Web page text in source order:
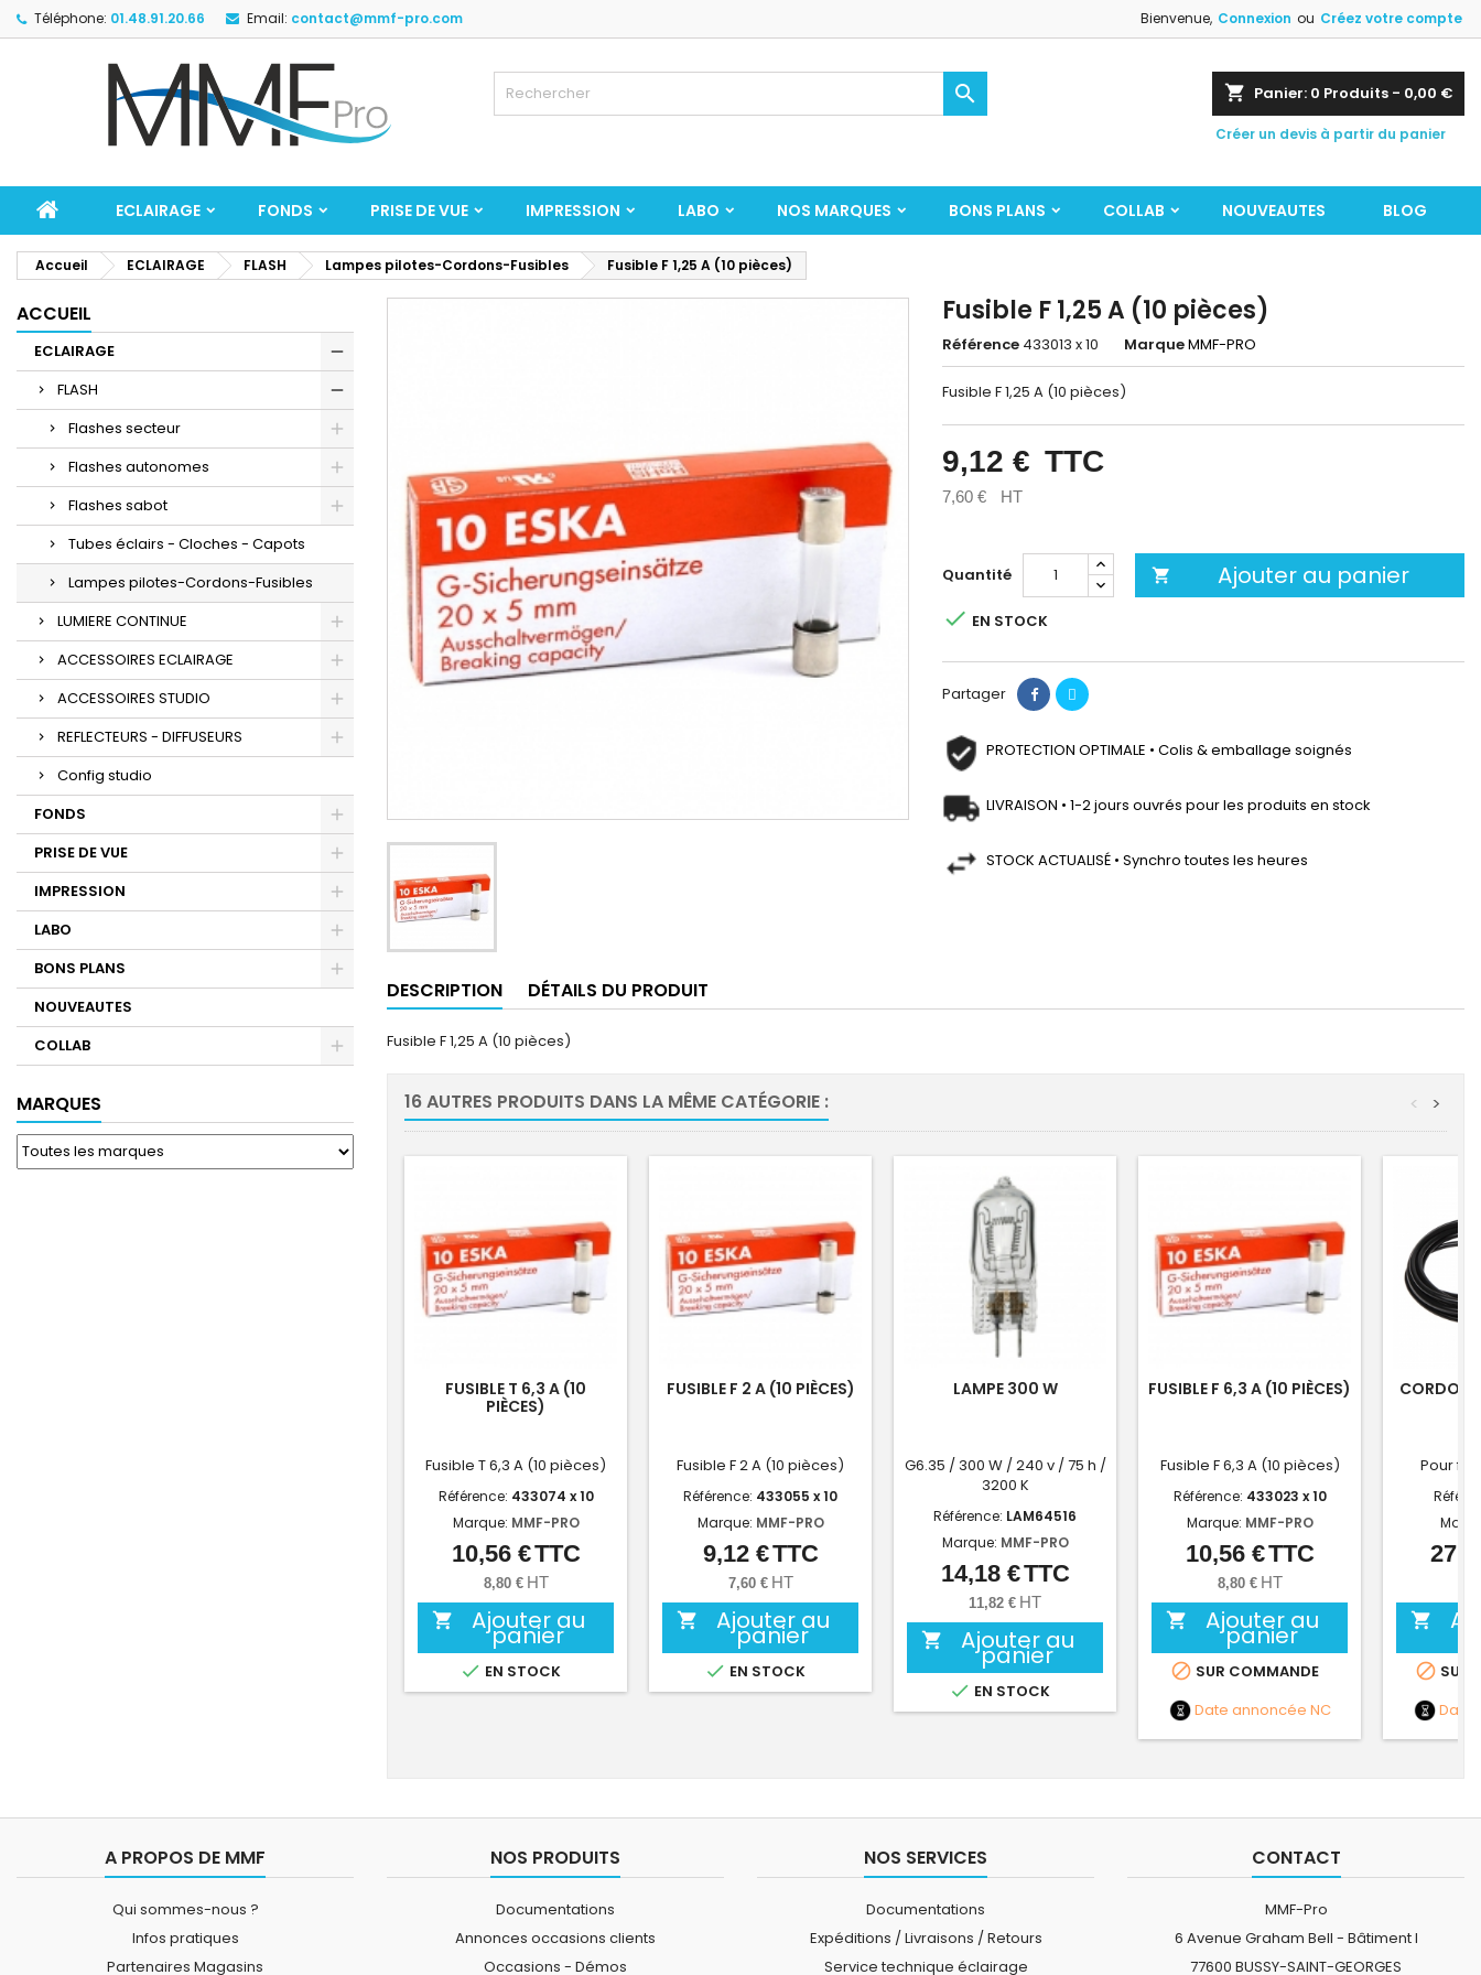
Téléphone: 01.48.91.20.66 Email: contact@mmf-pro.com Bienvenue, Connexion ou Créez votre compte
shopping_cart Panier: 0 Produits - 0,00 €
Créer un devis à partir du panier

ECLAIRAGE FONDS PRISE DE VUE IMPRESSION LABO NOS MARQUES BONS PLANS COLLAB NOUVEAUTES BLOG
Accueil ECLAIRAGE FLASH Lampes pilotes-Cordons-Fusibles Fusible F 1,25 A (10 pièces)
ACCUEIL
ECLAIRAGE
FLASH
Flashes secteur
Flashes autonomes
Flashes sabot
Tubes éclairs - Cloches - Capots
Lampes pilotes-Cordons-Fusibles
LUMIERE CONTINUE
ACCESSOIRES ECLAIRAGE
ACCESSOIRES STUDIO
REFLECTEURS - DIFFUSEURS
Config studio
FONDS
PRISE DE VUE
IMPRESSION
LABO
BONS PLANS
NOUVEAUTES
COLLAB
MARQUES
Fusible F 1,25 A (10 pièces)
Référence 433013 x 10 MarqueMMF-PRO
Fusible F 1,25 A (10 pièces)
9,12 € TTC
7,60 € HT
Quantité  Ajouter au panier
 EN STOCK
Partager
PROTECTION OPTIMALE • Colis & emballage soignés
LIVRAISON • 1-2 jours ouvrés pour les produits en stock
STOCK ACTUALISÉ • Synchro toutes les heures
DESCRIPTION DÉTAILS DU PRODUIT
Fusible F 1,25 A (10 pièces)
16 AUTRES PRODUITS DANS LA MÊME CATÉGORIE : >
<
FUSIBLE T 6,3 A (10
PIÈCES)
Fusible T 6,3 A (10 pièces)
Référence: 433074 x 10
Marque: MMF-PRO
Prix
10,56 €TTC
8,80 € HT
 Ajouter au
panier
 EN STOCK
FUSIBLE F 2 A (10 PIÈCES)
Fusible F 2 A (10 pièces)
Référence: 433055 x 10
Marque: MMF-PRO
Prix
9,12 €TTC
7,60 € HT
 Ajouter au
panier
 EN STOCK
LAMPE 300 W
G6.35 / 300 W / 240 v / 75 h /
3200 K
Référence: LAM64516
Marque: MMF-PRO
Prix
14,18 €TTC
11,82 € HT
 Ajouter au
panier
 EN STOCK
FUSIBLE F 6,3 A (10 PIÈCES)
Fusible F 6,3 A (10 pièces)
Référence: 433023 x 10
Marque: MMF-PRO
Prix
10,56 €TTC
8,80 € HT
 Ajouter au
panier
 SUR COMMANDE
Date annoncée NC
CORDON
Pour

 SUR
Date
A PROPOS DE MMF
Qui sommes-nous ?
Infos pratiques
Partenaires Magasins
NOS PRODUITS
Documentations
Annonces occasions clients
Occasions - Démos
NOS SERVICES
Documentations
Expéditions / Livraisons / Retours
Service technique éclairage
CONTACT
MMF-Pro
6 Avenue Graham Bell - Bâtiment I
77600 BUSSY-SAINT-GEORGES